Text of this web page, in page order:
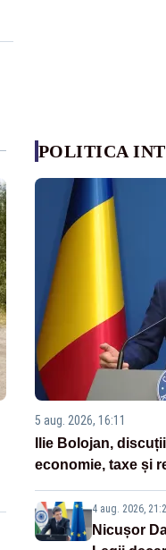
POLITICA
5 aug. 2026, 16:11
Ilie Bolojan,
economie, taxe și
4 aug. 2026,
Nicușor